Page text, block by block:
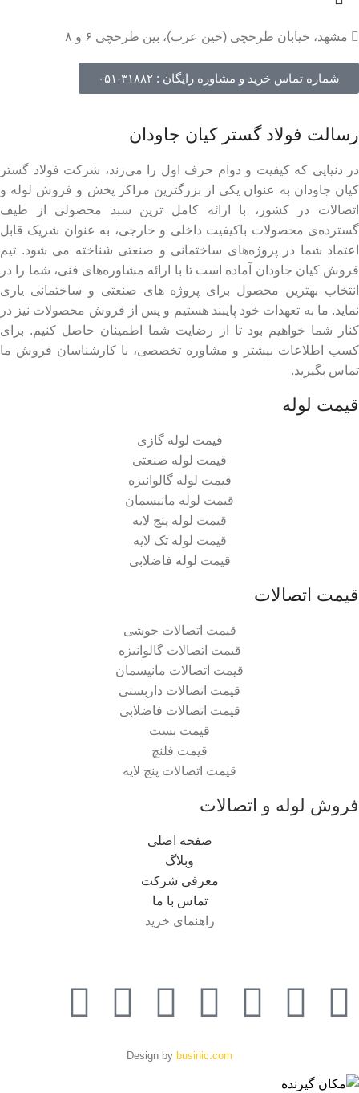
مشهد، خیابان طرحچی (خین عرب)، بین طرحچی ۶ و ۸
شماره تماس خرید و مشاوره رایگان : ۳۱۸۸۲-۰۵۱
رسالت فولاد گستر کیان جاودان
در دنیایی که کیفیت و دوام حرف اول را می‌زند، شرکت فولاد گستر
کیان جاودان به عنوان یکی از بزرگترین مراکز پخش و فروش لوله و
اتصالات در کشور، با ارائه کامل ترین سبد محصولی از طیف
گسترده‌‌ی محصولات باکیفیت داخلی و خارجی، به عنوان شریک قابل
اعتماد شما در پروژه‌های ساختمانی و صنعتی شناخته می شود. تیم
فروش کیان جاودان آماده است تا با ارائه مشاوره‌های فنی، شما را در
انتخاب بهترین محصول برای پروژه های صنعتی و ساختمانی یاری
نماید. ما به تعهدات خود پایبند هستیم و پس از فروش محصولات نیز در
کنار شما خواهیم بود تا از رضایت شما اطمینان حاصل کنیم. برای
کسب اطلاعات بیشتر و مشاوره تخصصی، با کارشناسان فروش ما
تماس بگیرید.
قیمت لوله
قیمت لوله گازی
قیمت لوله صنعتی
قیمت لوله گالوانیزه
قیمت لوله مانیسمان
قیمت لوله پنج لایه
قیمت لوله تک لایه
قیمت لوله فاضلابی
قیمت اتصالات
قیمت اتصالات جوشی
قیمت اتصالات گالوانیزه
قیمت اتصالات مانیسمان
قیمت اتصالات داربستی
قیمت اتصالات فاضلابی
قیمت بست
قیمت فلنچ
قیمت اتصالات پنج لایه
فروش لوله و اتصالات
صفحه اصلی
وبلاگ
معرفی شرکت
تماس با ما
راهنمای خرید
Design by businic.com